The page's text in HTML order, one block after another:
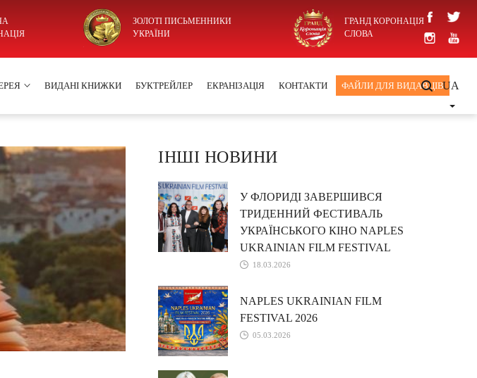
ЗОЛОТІ ПИСЬМЕННИКИ
УКРАЇНИ
ГРАНД КОРОНАЦІЯ
СЛОВА
ВИДАНІ КНИЖКИ БУКТРЕЙЛЕР ЕКРАНІЗАЦІЯ КОНТАКТИ ФАЙЛИ ДЛЯ ВИДАВЦІВUA
ІНШІ НОВИНИ
У ФЛОРИДІ ЗАВЕРШИВСЯ
ТРИДЕННИЙ ФЕСТИВАЛЬ
УКРАЇНСЬКОГО КІНО NAPLES
UKRAINIAN FILM FESTIVAL
18.03.2026
NAPLES UKRAINIAN FILM
FESTIVAL 2026
05.03.2026